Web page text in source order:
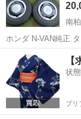
南
ホンダ N-VAN純正 タイヤ
プ付き 4本セット 手
千葉
状
プリ